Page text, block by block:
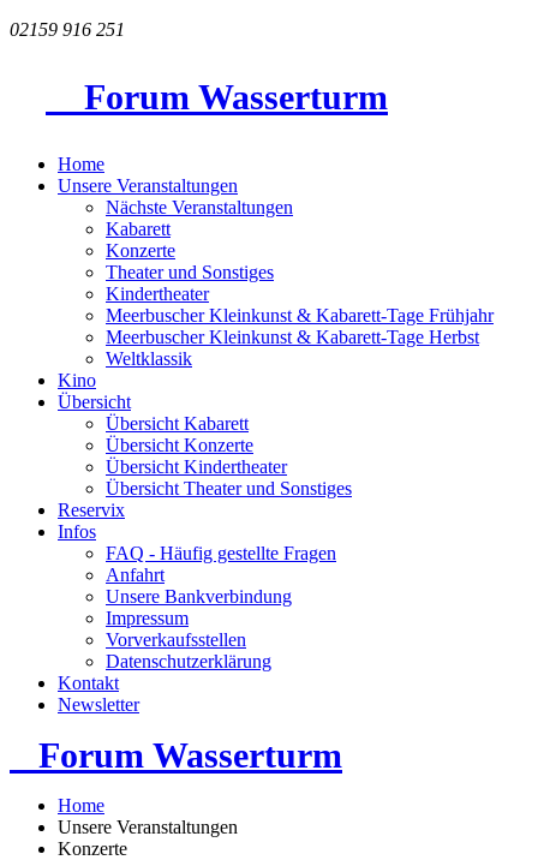
02159 916 251
Forum Wasserturm
Home
Unsere Veranstaltungen
Nächste Veranstaltungen
Kabarett
Konzerte
Theater und Sonstiges
Kindertheater
Meerbuscher Kleinkunst & Kabarett-Tage Frühjahr
Meerbuscher Kleinkunst & Kabarett-Tage Herbst
Weltklassik
Kino
Übersicht
Übersicht Kabarett
Übersicht Konzerte
Übersicht Kindertheater
Übersicht Theater und Sonstiges
Reservix
Infos
FAQ - Häufig gestellte Fragen
Anfahrt
Unsere Bankverbindung
Impressum
Vorverkaufsstellen
Datenschutzerklärung
Kontakt
Newsletter
Forum Wasserturm
Home
Unsere Veranstaltungen
Konzerte